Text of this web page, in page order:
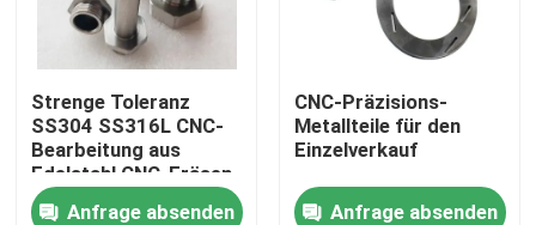
Maschinell bearbeitete Metallteile
Servopresse-Maschine
Präzisionsformteile
Strenge Toleranz
SS304 SS316L CNC-
Bearbeitung aus
Edelstahl CNC-Fräsen
und Drehen
Anfrage absenden
CNC-Präzisions-
Metallteile für den
Einzelverkauf
Anfrage absenden